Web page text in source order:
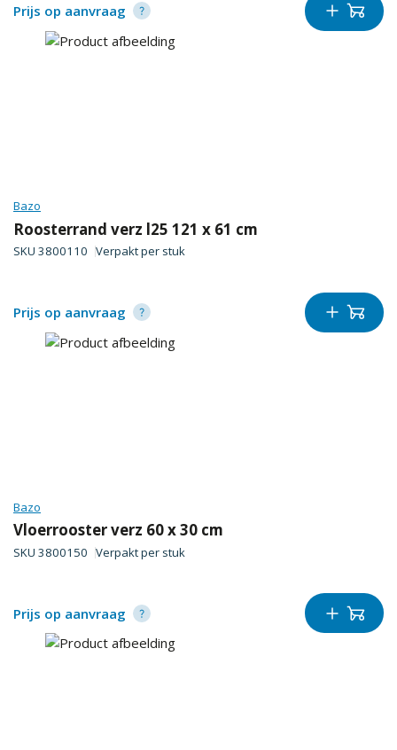
Prijs op aanvraag
Bazo
Roosterrand verz l25 121 x 61 cm
SKU 3800110 Verpakt per stuk
Prijs op aanvraag
Bazo
Vloerrooster verz 60 x 30 cm
SKU 3800150 Verpakt per stuk
Prijs op aanvraag